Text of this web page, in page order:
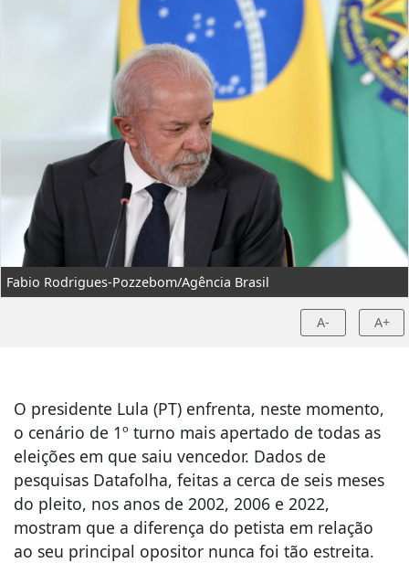
Fabio Rodrigues-Pozzebom/Agência Brasil
A- A+
O presidente Lula (PT) enfrenta, neste momento,
o cenário de 1º turno mais apertado de todas as
eleições em que saiu vencedor. Dados de
pesquisas Datafolha, feitas a cerca de seis meses
do pleito, nos anos de 2002, 2006 e 2022,
mostram que a diferença do petista em relação
ao seu principal opositor nunca foi tão estreita.